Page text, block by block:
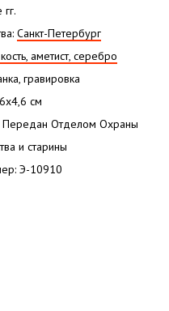
Санкт-Петербург
аметист, серебро
гравировка
см
Передан Отделом Охраны
и старины
Э-10910